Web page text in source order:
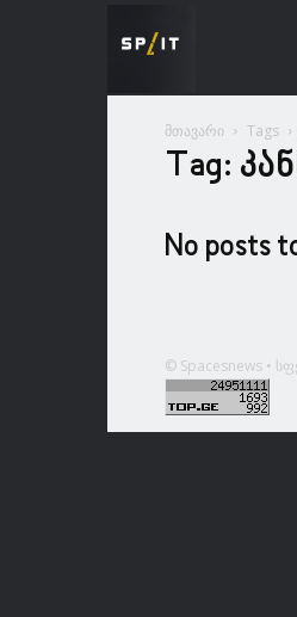
მთავარი Tags
Tag:
No posts
© Spacesnews •